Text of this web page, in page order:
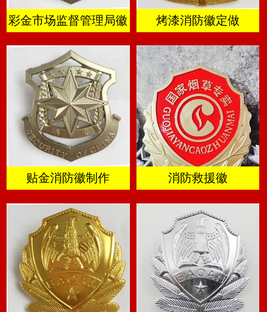
彩金市场监督管理局徽 烤漆消防徽定做
贴金消防徽制作 消防救援徽